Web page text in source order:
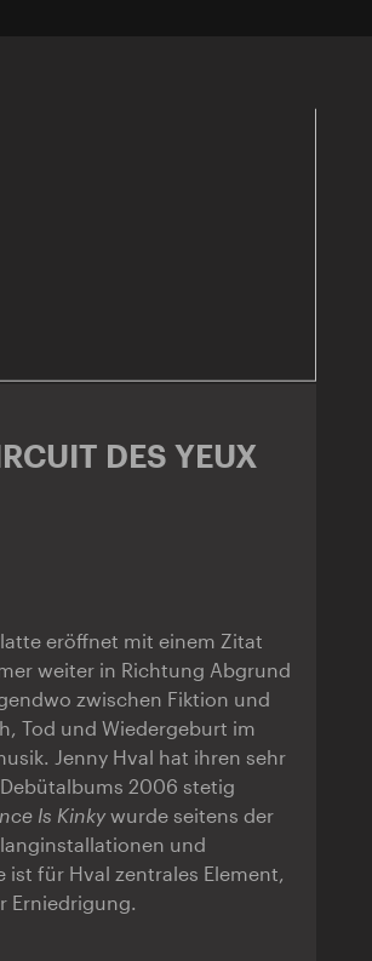
DES YEUX
eröffnet mit einem Zitat
weiter in Richtung Abgrund
zwischen Fiktion und
Tod und Wiedergeburt im
Jenny Hval hat ihren sehr
2006 stetig
Is Kinkywurde seitens der
und
für Hval zentrales Element,
Erniedrigung.